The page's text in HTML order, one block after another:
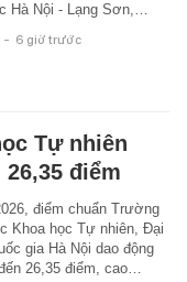
Hà Nội - Lạng Sơn,…
- 6 giờ trước
Tự nhiên
điểm
điểm chuẩn Trường
Khoa học Tự nhiên, Đại
gia Hà Nội dao động
26,35 điểm, cao…